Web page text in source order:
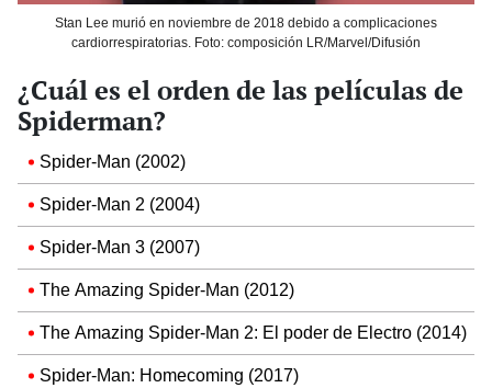
Stan Lee murió en noviembre de 2018 debido a complicaciones
cardiorrespiratorias. Foto: composición LR/Marvel/Difusión
¿Cuál es el orden de las películas de
Spiderman?
Spider-Man (2002)
Spider-Man 2 (2004)
Spider-Man 3 (2007)
The Amazing Spider-Man (2012)
The Amazing Spider-Man 2: El poder de Electro (2014)
Spider-Man: Homecoming (2017)